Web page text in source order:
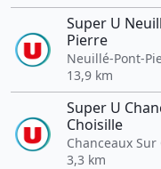
Super U
Pierre
Neuillé-Pont-
13,9 km
Super U
Choisille
Chanceaux
3,3 km